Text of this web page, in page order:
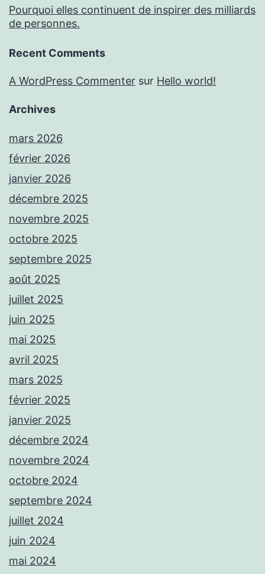
Pourquoi elles continuent de inspirer des milliards
de personnes.
Recent Comments
A WordPress Commenter sur Hello world!
Archives
mars 2026
février 2026
janvier 2026
décembre 2025
novembre 2025
octobre 2025
septembre 2025
août 2025
juillet 2025
juin 2025
mai 2025
avril 2025
mars 2025
février 2025
janvier 2025
décembre 2024
novembre 2024
octobre 2024
septembre 2024
juillet 2024
juin 2024
mai 2024